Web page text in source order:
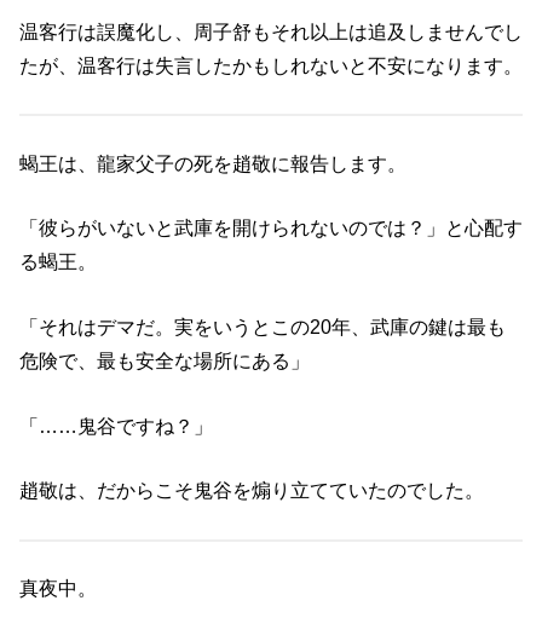
温客行は誤魔化し、周子舒もそれ以上は追及しませんでし
たが、温客行は失言したかもしれないと不安になります。
蝎王は、龍家父子の死を趙敬に報告します。
「彼らがいないと武庫を開けられないのでは？」と心配す
る蝎王。
「それはデマだ。実をいうとこの20年、武庫の鍵は最も
危険で、最も安全な場所にある」
「……鬼谷ですね？」
趙敬は、だからこそ鬼谷を煽り立てていたのでした。
真夜中。